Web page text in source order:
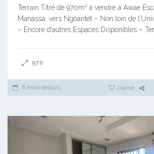
Terrain Titré de 970m² à vendre à Awae
Manassa, vers Ngoantet – Non loin de
– Encore d’autres Espaces Disponibles –
970
6 mois depuis J'aime